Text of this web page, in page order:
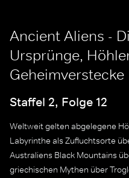
Ancient Aliens -
Ursprünge,
Geheimverstecke
Staffel 2, Folge 12
Weltweit gelten abgelegene
Labyrinthe als Zufluchtsorte
Australiens Black Mountains
griechischen Mythen über